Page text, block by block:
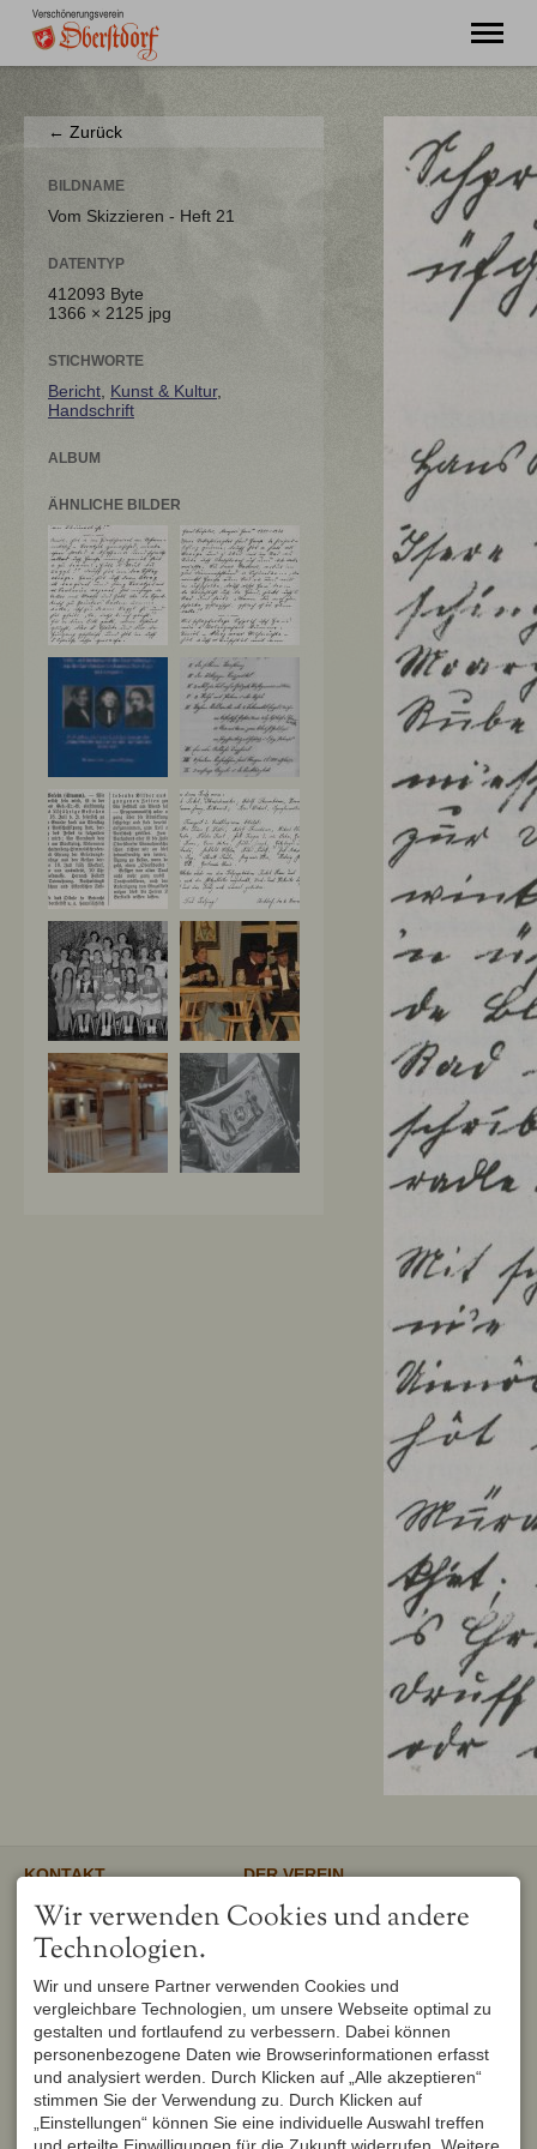
"Ming Huimat mueß de Kinde blibe!"
Verein
Chronik
Unser Oberstdorf
Flurnamen
Literatur
Kontakt
← Zurück
BILDNAME
Vom Skizzieren - Heft 21
DATENTYP
412093 Byte
1366 × 2125 jpg
STICHWORTE
Bericht Kunst & Kultur,
Handschrift
ALBUM
ÄHNLICHE BILDER
KONTAKT
Verschönerungsverein
Oberstdorf e.V.
1. Vorsitzender
Peter Titzler
87561 Oberstdorf
DEUTSCHLAND
Tel.+49 8322 6759
info@verschoenerungsverein-
oberstdorf.de
DER VEREIN
Unser gemeinnütziger Verein
unterstützt und fördert den
Brauchtum in Oberstdorf.
UNSER OBERSTDORF
Seit Februar 1982 werden die
Hefte der Reihe "Unser
Oberstdorf" zweimal im Jahr
WEITERFÜHRENDE LINKS
Urlaub in Oberstdorf
Markt Oberstdorf
Wir verwenden Cookies und andere
Technologien.
Wir und unsere Partner verwenden Cookies und
vergleichbare Technologien, um unsere Webseite optimal zu
gestalten und fortlaufend zu verbessern. Dabei können
personenbezogene Daten wie Browserinformationen erfasst
und analysiert werden. Durch Klicken auf „Alle akzeptieren“
stimmen Sie der Verwendung zu. Durch Klicken auf
„Einstellungen“ können Sie eine individuelle Auswahl treffen